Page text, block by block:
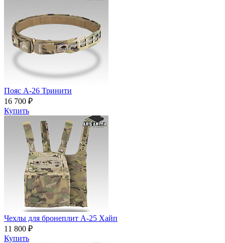
Пояс A-26 Тринити
16 700 ₽
Купить
Чехлы для бронеплит А-25 Хайп
11 800 ₽
Купить